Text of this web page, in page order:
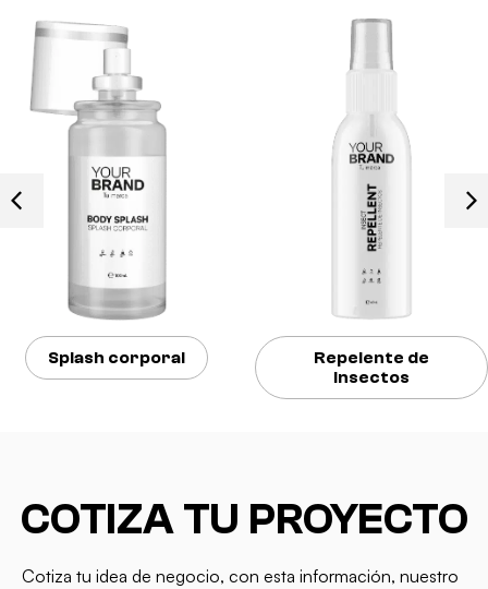
Splash corporal
Repelente de
insectos
COTIZA TU PROYECTO
Cotiza tu idea de negocio, con esta información, nuestro